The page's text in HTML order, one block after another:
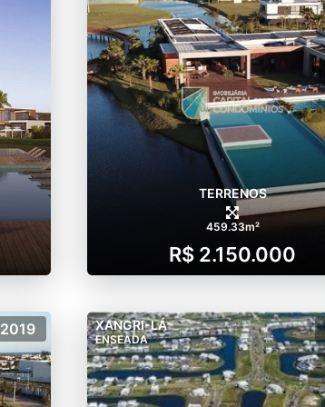
TERRENOS
459.33m²
R$ 2.150.000
2019 XANGRI-LÁ
ENSEADA